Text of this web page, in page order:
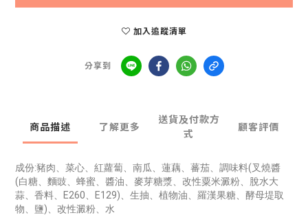
加入追蹤清單
分享到
商品描述 了解更多
送貨及付款方
式
顧客評價
成份:豬肉、菜心、紅蘿蔔、南瓜、蓮藕、蕃茄、調味料(叉燒醬
(白糖、麵豉、蜂蜜、醬油、麥芽糖漿、改性粟米澱粉、脫水大
蒜、香料、E260、E129)、生抽、植物油、羅漢果糖、酵母堤取
物、鹽)、改性澱粉、水